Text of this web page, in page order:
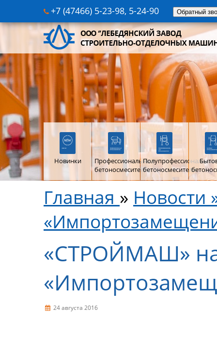
+7 (47466) 5-23-98, 5-24-90 Обратный
Новинки
Профессиональные
бетоносмесители
Полупрофессиональные
бетоносмесители
Главная » Новости
«СТРОЙМАШ»
24 августа 2016